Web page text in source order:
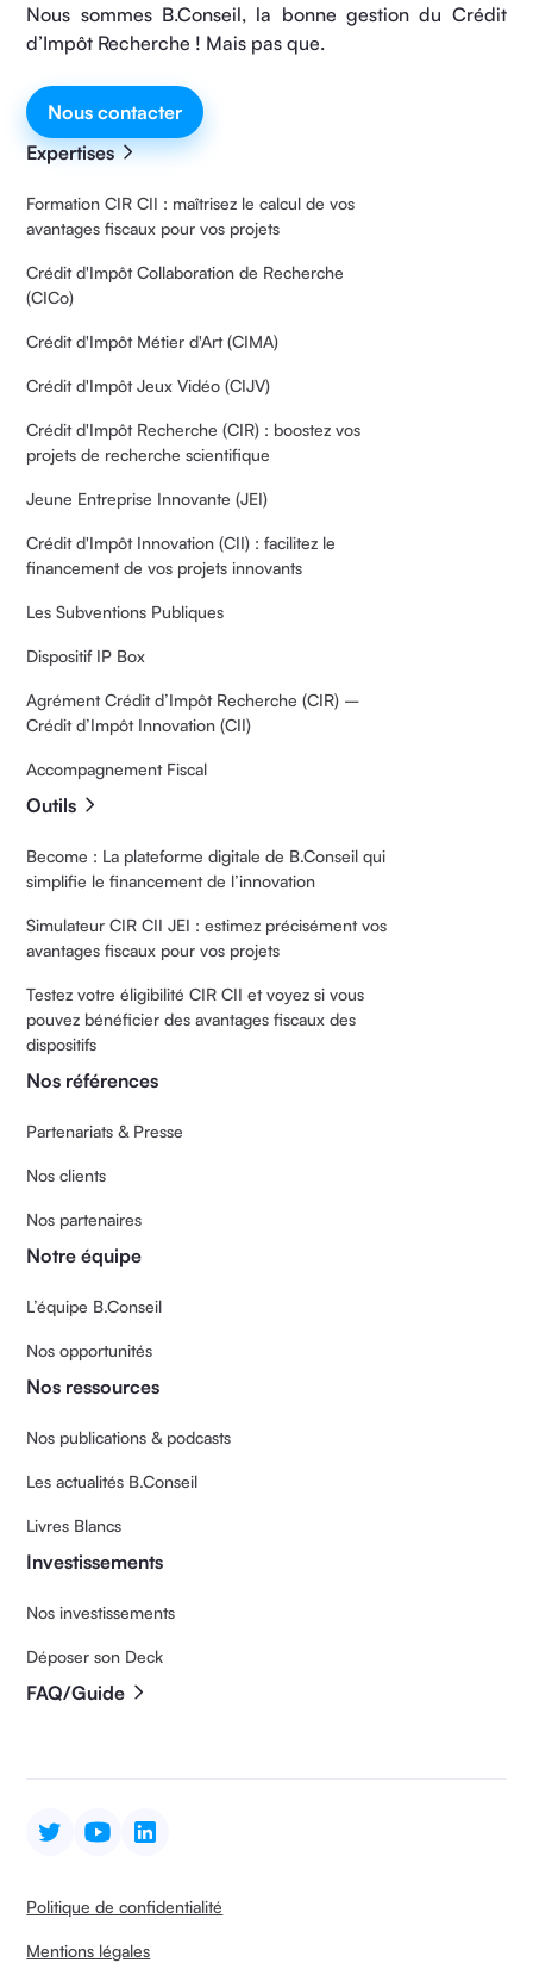
Nous sommes B.Conseil, la bonne gestion du Crédit
d’Impôt Recherche ! Mais pas que.
Nous contacter
Expertises
Formation CIR CII : maîtrisez le calcul de vos
avantages fiscaux pour vos projets
Crédit d'Impôt Collaboration de Recherche
(CICo)
Crédit d'Impôt Métier d'Art (CIMA)
Crédit d'Impôt Jeux Vidéo (CIJV)
Crédit d'Impôt Recherche (CIR) : boostez vos
projets de recherche scientifique
Jeune Entreprise Innovante (JEI)
Crédit d'Impôt Innovation (CII) : facilitez le
financement de vos projets innovants
Les Subventions Publiques
Dispositif IP Box
Agrément Crédit d’Impôt Recherche (CIR) –
Crédit d’Impôt Innovation (CII)
Accompagnement Fiscal
Outils
Become : La plateforme digitale de B.Conseil qui
simplifie le financement de l’innovation
Simulateur CIR CII JEI : estimez précisément vos
avantages fiscaux pour vos projets
Testez votre éligibilité CIR CII et voyez si vous
pouvez bénéficier des avantages fiscaux des
dispositifs
Nos références
Partenariats & Presse
Nos clients
Nos partenaires
Notre équipe
L’équipe B.Conseil
Nos opportunités
Nos ressources
Nos publications & podcasts
Les actualités B.Conseil
Livres Blancs
Investissements
Nos investissements
Déposer son Deck
FAQ/Guide
Politique de confidentialité
Mentions légales